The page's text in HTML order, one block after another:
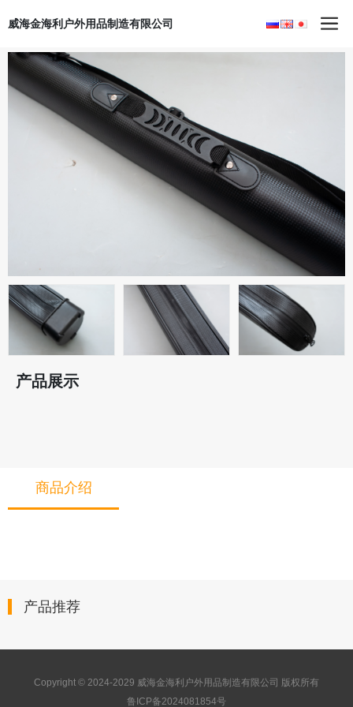
威海金海利户外用品制造有限公司
首页 产品中心
产品展示
商品介绍
产品推荐
Copyright © 2024-2029 威海金海利户外用品制造有限公司 版权所有
鲁ICP备2024081854号